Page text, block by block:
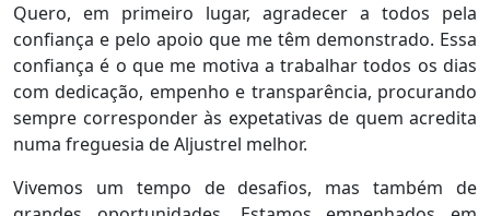
Quero, em primeiro lugar, agradecer a todos pela
confiança e pelo apoio que me têm demonstrado. Essa
confiança é o que me motiva a trabalhar todos os dias
com dedicação, empenho e transparência, procurando
sempre corresponder às expetativas de quem acredita
numa freguesia de Aljustrel melhor.
Vivemos um tempo de desafios, mas também de